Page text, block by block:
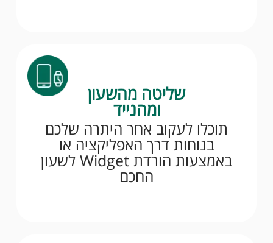
שליטה מהשעון
ומהנייד
תוכלו לעקוב אחר היתרה שלכם
בנוחות דרך האפליקציה או
באמצעות הורדת Widget לשעון
החכם